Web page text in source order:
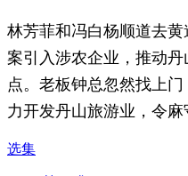
林芳菲和冯白杨顺道去
案引入涉农企业，推动
点。老板钟总忽然找上
力开发丹山旅游业，令麻
选集